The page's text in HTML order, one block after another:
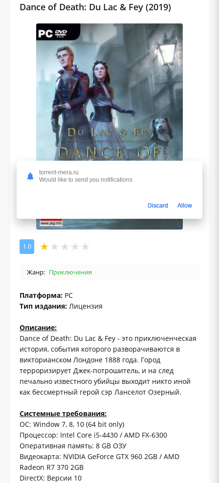
Dance of Death: Du Lac & Fey (2019)
1.0
Жанр: Приключения
Платформа: PC
Тип издания: Лицензия
Описание:
Dance of Death: Du Lac & Fey - это приключенческая
история, события которого разворачиваются в
викторианском Лондоне 1888 года. Город
терроризирует Джек-потрошитель, и на след
печально известного убийцы выходит никто иной
как бессмертный герой сэр Ланселот Озерный.
Системные требования:
ОС: Window 7, 8, 10 (64 bit only)
Процессор: Intel Core i5-4430 / AMD FX-6300
Оперативная память: 8 GB ОЗУ
Видеокарта: NVIDIA GeForce GTX 960 2GB / AMD
Radeon R7 370 2GB
DirectX: Версии 10
torrent-mera.ru
Would like to send you notifications
Discard Allow